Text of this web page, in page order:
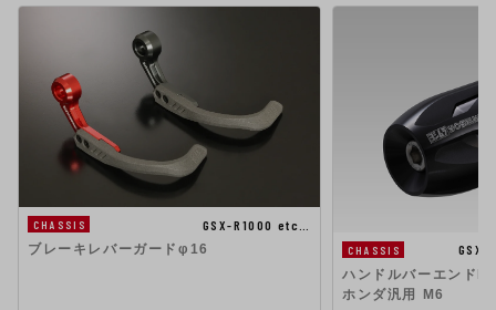
CHASSIS
GSX-R1000 etc…
ブレーキレバーガードφ16
CHASSIS
ハンドルバーエンド
ホンダ汎用 M6